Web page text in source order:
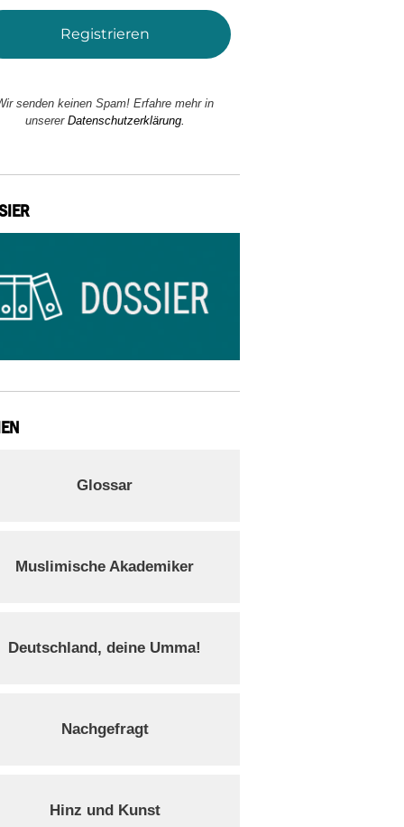
senden keinen Spam! Erfahre mehr in
unserer Datenschutzerklärung.
Glossar
Muslimische Akademiker
Deutschland, deine Umma!
Nachgefragt
Hinz und Kunst